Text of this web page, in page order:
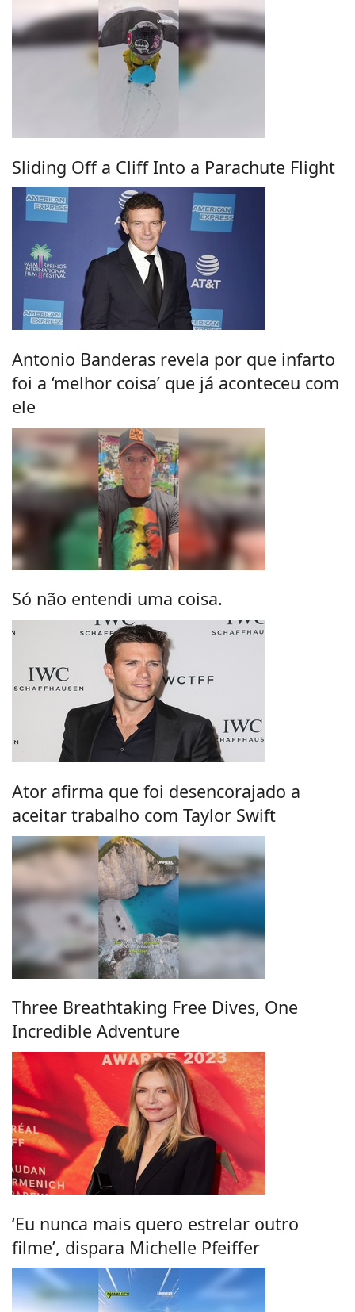
Sliding Off a Cliff Into a Parachute Flight
Antonio Banderas revela por que infarto
foi a ‘melhor coisa’ que já aconteceu com
ele
Só não entendi uma coisa.
Ator afirma que foi desencorajado a
aceitar trabalho com Taylor Swift
Three Breathtaking Free Dives, One
Incredible Adventure
‘Eu nunca mais quero estrelar outro
filme’, dispara Michelle Pfeiffer